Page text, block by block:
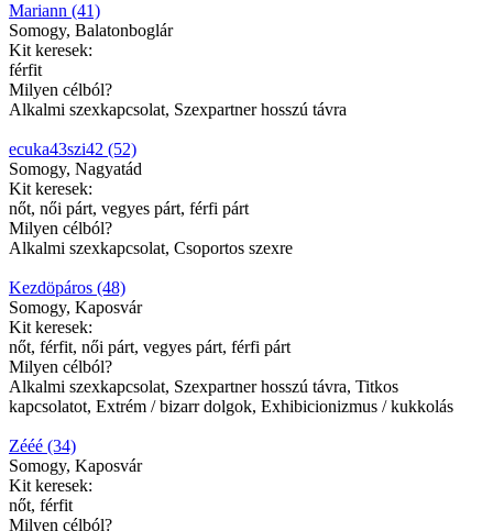
Mariann (41)
Somogy, Balatonboglár
Kit keresek:
férfit
Milyen célból?
Alkalmi szexkapcsolat, Szexpartner hosszú távra
ecuka43szi42 (52)
Somogy, Nagyatád
Kit keresek:
nőt, női párt, vegyes párt, férfi párt
Milyen célból?
Alkalmi szexkapcsolat, Csoportos szexre
Kezdöpáros (48)
Somogy, Kaposvár
Kit keresek:
nőt, férfit, női párt, vegyes párt, férfi párt
Milyen célból?
Alkalmi szexkapcsolat, Szexpartner hosszú távra, Titkos
kapcsolatot, Extrém / bizarr dolgok, Exhibicionizmus / kukkolás
Zééé (34)
Somogy, Kaposvár
Kit keresek:
nőt, férfit
Milyen célból?